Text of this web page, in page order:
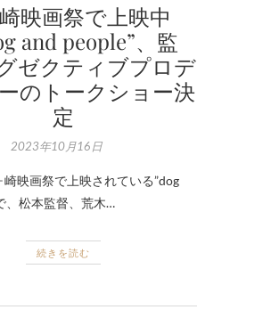
映画祭で上映中
and people”、監
ゼクティブプロデ
のトークショー決
定
2023年10月16日
崎映画祭で上映されている”dog
、松本監督、荒木…
続きを読む